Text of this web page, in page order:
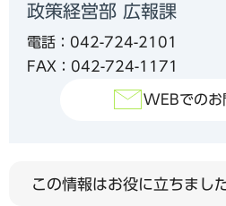
政策経営部 広報課
電話：042-724-2101
FAX：042-724-1171
WEBでのお
この情報はお役に立ちまし